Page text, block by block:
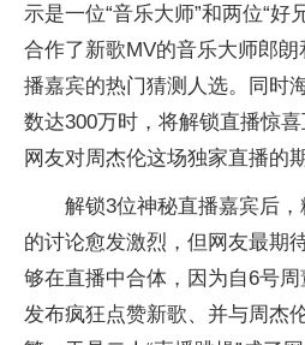
示是一位“音乐大师”和两位“好
合作了新歌MV的音乐大师郎
播嘉宾的热门猜测人选。同时
数达300万时，将解锁直播惊
网友对周杰伦这场独家直播的
解锁3位神秘直播嘉宾后
的讨论愈发激烈，但网友最期
够在直播中合体，因为自6号
发布疯狂点赞新歌、并与周杰